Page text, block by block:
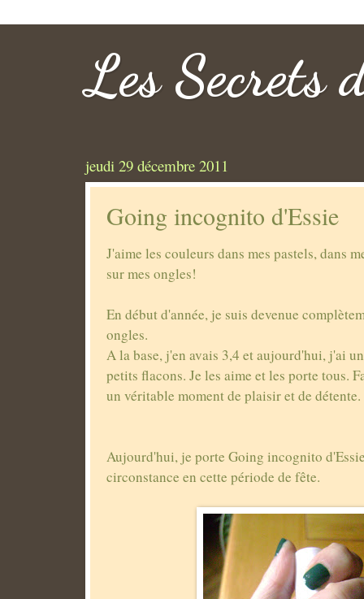
Les Secrets
jeudi 29 décembre 2011
Going incognito d'Essie
J'aime les couleurs dans mes pastels, dans
sur mes ongles!
En début d'année, je suis devenue
ongles.
A la base, j'en avais 3,4 et aujourd'hui, j'ai
petits flacons. Je les aime et les porte tous.
un véritable moment de plaisir et de détente.
Aujourd'hui, je porte Going incognito
circonstance en cette période de fête.